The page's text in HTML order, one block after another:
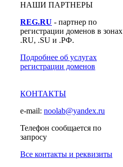
НАШИ ПАРТНЕРЫ
REG.RU - партнер по
регистрации доменов в зонах
.RU, .SU и .РФ.
Подробнее об услугах
регистрации доменов
КОНТАКТЫ
e-mail: noolab@yandex.ru
Телефон сообщается по
запросу
Все контакты и реквизиты